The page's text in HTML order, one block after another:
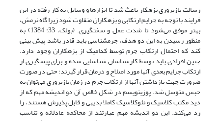
رسالت بازپروری بزهکار باعث شد تا ابزارها و وسایل به کار رفته در این
فرایند با توجه به جرایم ارتکابی و بزهکاران متفاوت شود زیرا گاه نرمش،
بهتر موفق می‌شود تا شدت عمل و سختگیری. (بولک، 33: 1384) به
منظور رسیدن به این دو هدف، جرمشناسی باید قادر باشد پیش بینی
کند که احتمال ارتکاب جرم توسط کدامیک از بزهکاران وجود دارد.
چنین افرادی باید توسط کارشناسان شناسایی شده و برای پیشگیری از
ارتکاب جرایم بعدی آنها مورد اصلاح و درمان قرار گیرند؛ حتی در صورت
ضرورت جهت بازداشتن آنها از ارتکاب جرم در زمان بازپروری می‌توان به
حبس متوسل شد. پوزیتویسم در شکل خالص آن دو اندیشه مهم که از
دید مکتب کلاسیک و نئوکلاسیک کاملا بدیهی و قابل پذیرش هستند، را
رد می‌کند. این دو اندیشه مهم عبارتند از محاکمه عادلانه و تناسب